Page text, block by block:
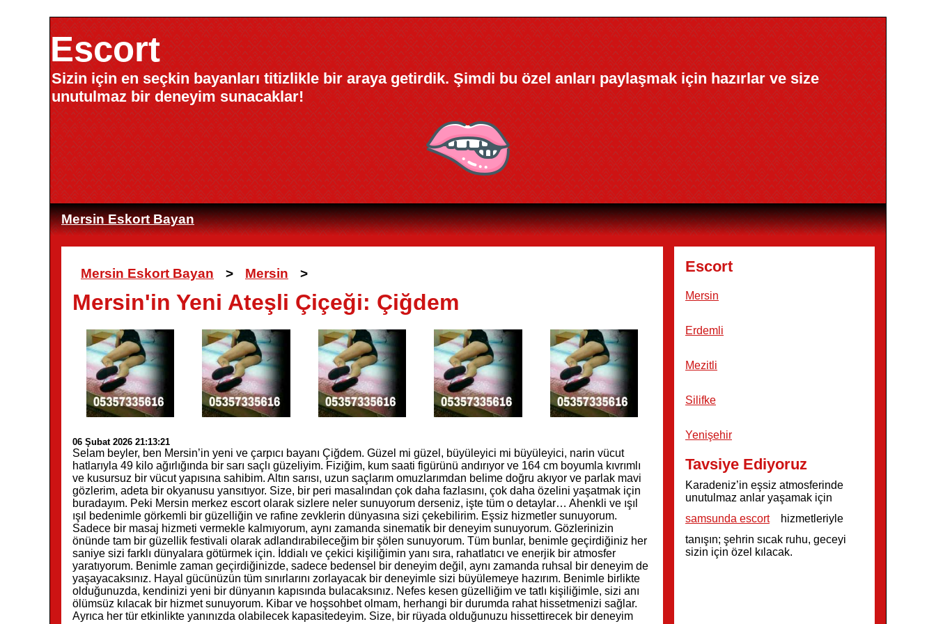
Escort
Sizin için en seçkin bayanları titizlikle bir araya getirdik. Şimdi bu özel anları paylaşmak için hazırlar ve size
unutulmaz bir deneyim sunacaklar!
Mersin Eskort Bayan
Mersin Eskort Bayan > Mersin >
Mersin'in Yeni Ateşli Çiçeği: Çiğdem
06 Şubat 2026 21:13:21
Selam beyler, ben Mersin’in yeni ve çarpıcı bayanı Çiğdem. Güzel mi güzel, büyüleyici mi büyüleyici, narin vücut
hatlarıyla 49 kilo ağırlığında bir sarı saçlı güzeliyim. Fiziğim, kum saati figürünü andırıyor ve 164 cm boyumla kıvrımlı
ve kusursuz bir vücut yapısına sahibim. Altın sarısı, uzun saçlarım omuzlarımdan belime doğru akıyor ve parlak mavi
gözlerim, adeta bir okyanusu yansıtıyor. Size, bir peri masalından çok daha fazlasını, çok daha özelini yaşatmak için
buradayım. Peki Mersin merkez escort olarak sizlere neler sunuyorum derseniz, işte tüm o detaylar… Ahenkli ve ışıl
ışıl bedenimle görkemli bir güzelliğin ve rafine zevklerin dünyasına sizi çekebilirim. Eşsiz hizmetler sunuyorum.
Sadece bir masaj hizmeti vermekle kalmıyorum, aynı zamanda sinematik bir deneyim sunuyorum. Gözlerinizin
önünde tam bir güzellik festivali olarak adlandırabileceğim bir şölen sunuyorum. Tüm bunlar, benimle geçirdiğiniz her
saniye sizi farklı dünyalara götürmek için. İddialı ve çekici kişiliğimin yanı sıra, rahatlatıcı ve enerjik bir atmosfer
yaratıyorum. Benimle zaman geçirdiğinizde, sadece bedensel bir deneyim değil, aynı zamanda ruhsal bir deneyim de
yaşayacaksınız. Hayal gücünüzün tüm sınırlarını zorlayacak bir deneyimle sizi büyülemeye hazırım. Benimle birlikte
olduğunuzda, kendinizi yeni bir dünyanın kapısında bulacaksınız. Nefes kesen güzelliğim ve tatlı kişiliğimle, sizi anı
ölümsüz kılacak bir hizmet sunuyorum. Kibar ve hoşsohbet olmam, herhangi bir durumda rahat hissetmenizi sağlar.
Ayrıca her tür etkinlikte yanınızda olabilecek kapasitedeyim. Size, bir rüyada olduğunuzu hissettirecek bir deneyim
Escort
Mersin
Erdemli
Mezitli
Silifke
Yenişehir
Tavsiye Ediyoruz
Karadeniz’in eşsiz atmosferinde
unutulmaz anlar yaşamak için
samsunda escort
hizmetleriyle
tanışın; şehrin sıcak ruhu, geceyi
sizin için özel kılacak.